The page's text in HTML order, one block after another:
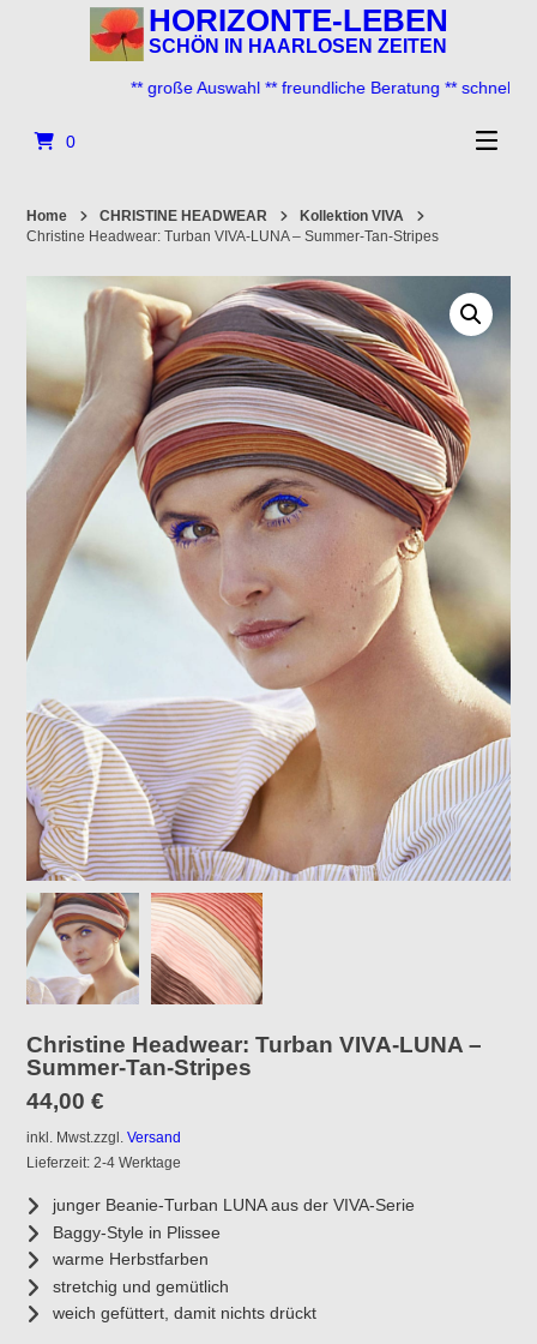
HORIZONTE-LEBEN
SCHÖN IN HAARLOSEN ZEITEN
** große Auswahl ** freundliche Beratung ** schneller
0
Home CHRISTINE HEADWEAR
Kollektion VIVA
Christine Headwear: Turban VIVA-LUNA – Summer-Tan-Stripes
Christine Headwear: Turban VIVA-LUNA –
Summer-Tan-Stripes
44,00€
inkl. Mwst.zzgl.Versand
Lieferzeit: 2-4 Werktage
junger Beanie-Turban LUNA aus der VIVA-Serie
Baggy-Style in Plissee
warme Herbstfarben
stretchig und gemütlich
weich gefüttert, damit nichts drückt